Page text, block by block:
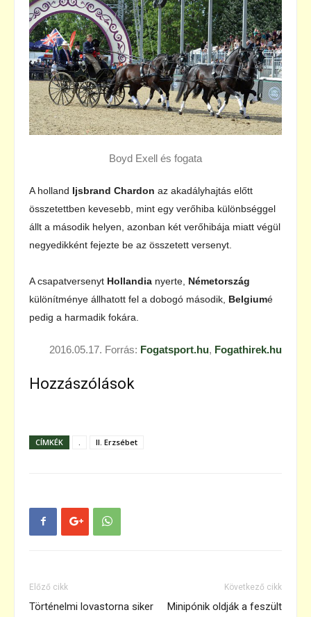
Boyd Exell és fogata
A holland Ijsbrand Chardon az akadályhajtás előtt
összetettben kevesebb, mint egy verőhiba különbséggel
állt a második helyen, azonban két verőhibája miatt végül
negyedikként fejezte be az összetett versenyt.
A csapatversenyt Hollandia nyerte, Németország
különítménye állhatott fel a dobogó második, Belgiumé
pedig a harmadik fokára.
2016.05.17. Forrás: Fogatsport.hu, Fogathirek.hu
Hozzászólások
CÍMKÉK II. Erzsébet
Előző cikk
Történelmi lovastorna siker
Következő cikk
Minipónik oldják a feszült